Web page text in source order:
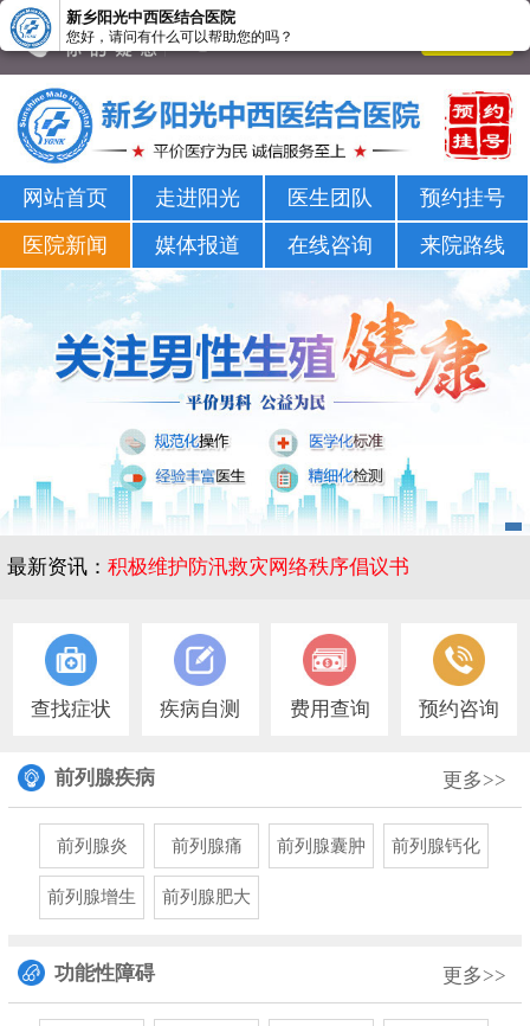
新乡男科医院-新乡市正规男科医院-新乡阳光男科医院
网站首页 走进阳光 医生团队
预约挂号
医院新闻
媒体报道 在线咨询 来院路线
最新资讯： 积极维护防汛救灾网络秩序倡议书
查找症状 疾病自测 费用查询 预约咨询
前列腺疾病 更多>>
前列腺炎 前列腺痛 前列腺囊肿 前列腺钙化
前列腺增生 前列腺肥大
功能性障碍 更多>>
新乡阳光中西医结合医院
您好，请问有什么可以帮助您的吗？